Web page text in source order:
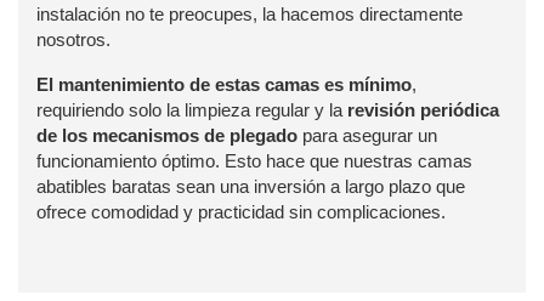
instalación no te preocupes, la hacemos directamente
nosotros.
El mantenimiento de estas camas es mínimo,
requiriendo solo la limpieza regular y la revisión periódica
de los mecanismos de plegado para asegurar un
funcionamiento óptimo. Esto hace que nuestras camas
abatibles baratas sean una inversión a largo plazo que
ofrece comodidad y practicidad sin complicaciones.